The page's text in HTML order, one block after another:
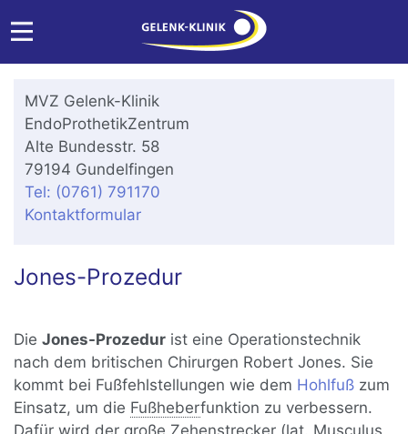
MVZ Gelenk-Klinik
EndoProthetikZentrum
Alte Bundesstr. 58
79194 Gundelfingen
Tel: (0761) 791170
Kontaktformular
Jones-Prozedur
DieJones-Prozedur ist eine Operationstechnik
nach dem britischen Chirurgen Robert Jones. Sie
kommt bei Fußfehlstellungen wie dem Hohlfuß zum
Einsatz, um die Fußheberfunktion zu verbessern.